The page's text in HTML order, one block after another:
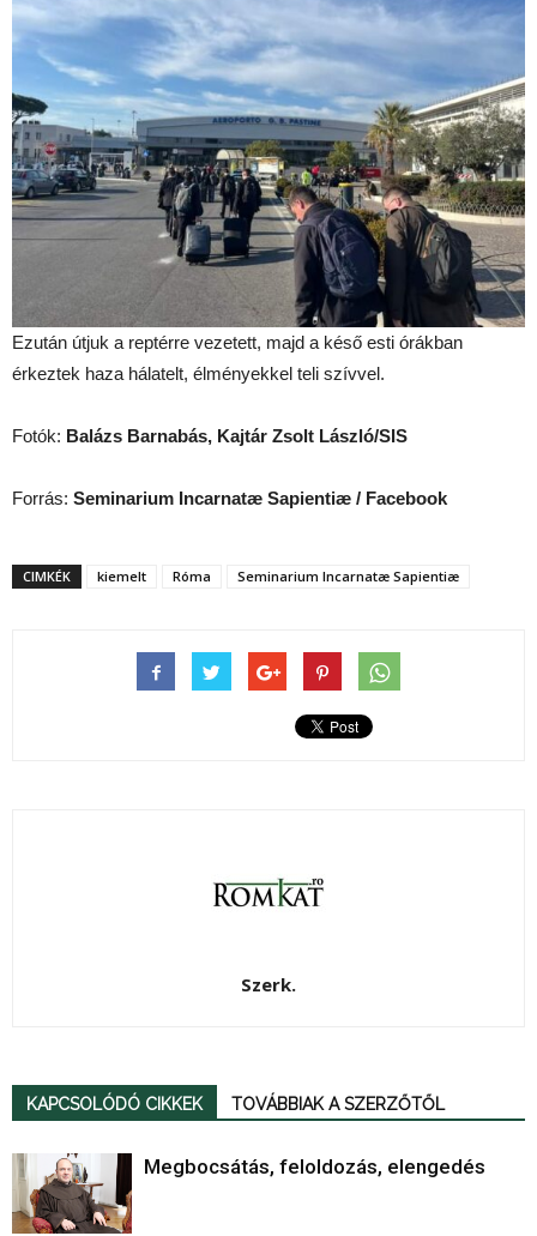
Ezután útjuk a reptérre vezetett, majd a késő esti órákban
érkeztek haza hálatelt, élményekkel teli szívvel.
Fotók: Balázs Barnabás, Kajtár Zsolt László/SIS
Forrás: Seminarium Incarnatæ Sapientiæ / Facebook
CIMKÉK kiemelt Róma Seminarium Incarnatæ Sapientiæ
Szerk.
KAPCSOLÓDÓ CIKKEK TOVÁBBIAK A SZERZŐTŐL
Megbocsátás, feloldozás, elengedés